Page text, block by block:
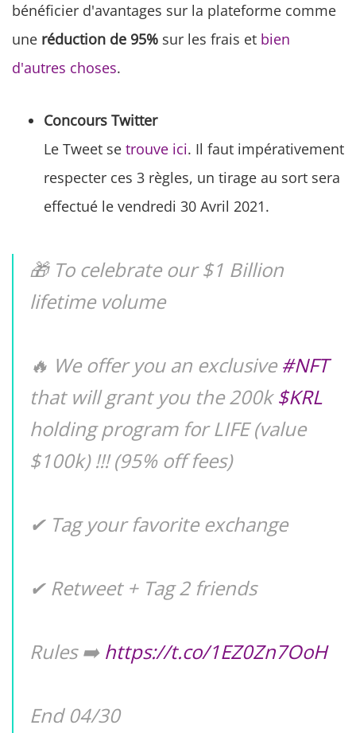
bénéficier d'avantages sur la plateforme comme
une réduction de 95% sur les frais et bien
d'autres choses.
Concours Twitter
Le Tweet se trouve ici. Il faut impérativement
respecter ces 3 règles, un tirage au sort sera
effectué le vendredi 30 Avril 2021.
🎁 To celebrate our $1 Billion
lifetime volume
🔥 We offer you an exclusive#NFT
that will grant you the 200k$KRL
holding program for LIFE (value
$100k) !!! (95% off fees)
✔ Tag your favorite exchange
✔ Retweet + Tag 2 friends
Rules ➡️ https://t.co/1EZ0Zn7OoH
End 04/30